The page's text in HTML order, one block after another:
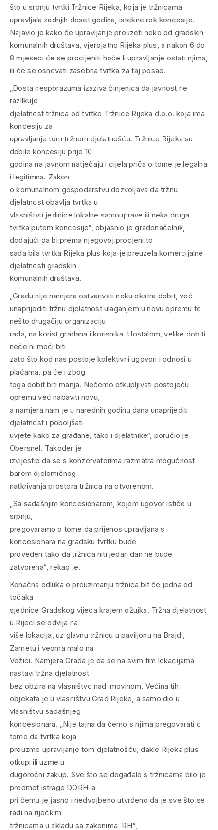
„Dosta nesporazuma izaziva činjenica da javnost ne
razlikuje
djelatnost tržnica od tvrtke Tržnice Rijeka d.o.o. koja ima
koncesiju za
upravljanje tom tržnom djelatnošću. Tržnice Rijeka su
dobile koncesiju prije 10
godina na javnom natječaju i cijela priča o tome je legalna
i legitimna. Zakon
o komunalnom gospodarstvu dozvoljava da tržnu
djelatnost obavlja tvrtka u
vlasništvu jedinice lokalne samouprave ili neka druga
tvrtka putem koncesije“, objasnio je gradonačelnik,
dodajući da bi prema njegovoj procjeni to
sada bila tvrtka Rijeka plus koja je preuzela komercijalne
djelatnosti gradskih
komunalnih društava.
„Gradu nije namjera ostvarivati neku ekstra dobit, već
unaprijediti tržnu djelatnost ulaganjem u novu opremu te
nešto drugačiju organizaciju
rada, na korist građana i korisnika. Uostalom, velike dobiti
neće ni moći biti
zato što kod nas postoje kolektivni ugovori i odnosi u
plaćama, pa će i zbog
toga dobit biti manja. Nećemo otkupljivati postojeću
opremu već nabaviti novu,
a namjera nam je u narednih godinu dana unaprijediti
djelatnost i poboljšati
uvjete kako za građane, tako i djelatnike“, poručio je
Obersnel. Također je
izvijestio da se s konzervatorima razmatra mogućnost
barem djelomičnog
natkrivanja prostora tržnica na otvorenom.
„Sa sadašnjim koncesionarom, kojem ugovor ističe u
srpnju,
pregovaramo o tome da prijenos upravljana s
koncesionara na gradsku tvrtku bude
proveden tako da tržnica niti jedan dan ne bude
zatvorena“, rekao je.
Konačna odluka o preuzimanju tržnica bit će jedna od
točaka
sjednice Gradskog vijeća krajem ožujka. Tržna djelatnost
u Rijeci se odvija na
više lokacija, uz glavnu tržnicu u paviljonu na Brajdi,
Zametu i veoma malo na
Vežici. Namjera Grada je da se na svim tim lokacijama
nastavi tržna djelatnost
bez obzira na vlasništvo nad imovinom. Većina tih
objekata je u vlasništvu Grad Rijeke, a samo dio u
vlasništvu sadašnjeg
koncesionara. „Nije tajna da ćemo s njima pregovarati o
tome da tvrtka koja
preuzme upravljanje tom djelatnošću, dakle Rijeka plus
otkupi ili uzme u
dugoročni zakup. Sve što se događalo s tržnicama bilo je
predmet istrage DORH-a
pri čemu je jasno i nedvojbeno utvrđeno da je sve što se
radi na riječkim
tržnicama u skladu sa zakonima RH“,